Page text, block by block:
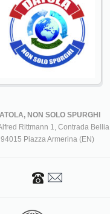
NON SOLO SPURGHI
Rittmann 1, Contrada Bellia
94015 Piazza Armerina (EN)